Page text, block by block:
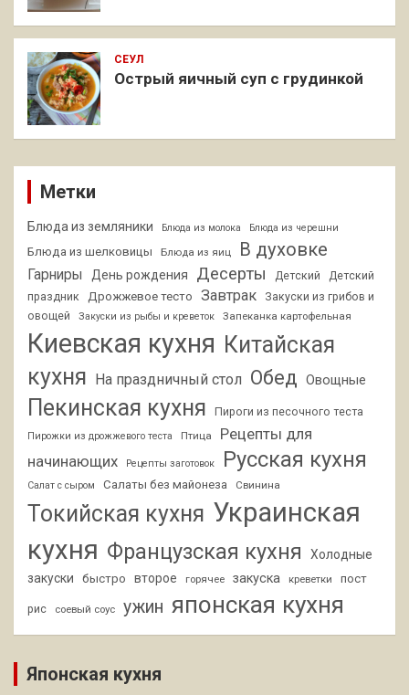
СЕУЛ
Острый яичный суп с грудинкой
Метки
Блюда из земляники Блюда из молока Блюда из черешни
Блюда из шелковицы Блюда из яиц В духовке
Гарниры День рождения Десерты Детский
Детский
праздник
Дрожжевое тесто Завтрак
Закуски из грибов и
овощей
Закуски из рыбы и креветок Запеканка картофельная
Киевская кухня Китайская
кухня
На праздничный стол Обед Овощные
Пекинская кухня Пироги из песочного теста
Пирожки из дрожжевого теста Птица
Рецепты для
начинающих
Рецепты заготовок Русская кухня
Салат с сыром Салаты без майонеза Свинина
Токийская кухня Украинская
кухня Французская кухня
Холодные
закуски
быстро второе горячее закуска креветки пост
рис соевый соус ужин японская кухня
Японская кухня